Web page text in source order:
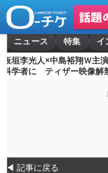
ニュース 特集 イ
板垣李光人×中島裕翔Ｗ主
科学者に ティザー映像解
◀ 記事に戻る